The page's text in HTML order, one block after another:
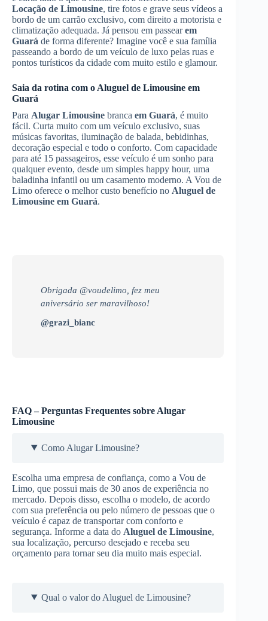
Locação de Limousine, tire fotos e grave seus vídeos a
bordo de um carrão exclusivo, com direito a motorista e
climatização adequada. Já pensou em passearem
Guará de forma diferente? Imagine você e sua família
passeando a bordo de um veículo de luxo pelas ruas e
pontos turísticos da cidade com muito estilo e glamour.
Saia da rotina com o Aluguel de Limousine em
Guará
Para Alugar Limousine branca em Guará, é muito
fácil. Curta muito com um veículo exclusivo, suas
músicas favoritas, iluminação de balada, bebidinhas,
decoração especial e todo o conforto. Com capacidade
para até 15 passageiros, esse veículo é um sonho para
qualquer evento, desde um simples happy hour, uma
baladinha infantil ou um casamento moderno. A Vou de
Limo oferece o melhor custo benefício no Aluguel de
Limousine em Guará.
Obrigada @voudelimo, fez meu
aniversário ser maravilhoso!
@grazi_bianc
FAQ – Perguntas Frequentes sobre Alugar
Limousine
Como Alugar Limousine?
Escolha uma empresa de confiança, como a Vou de
Limo, que possui mais de 30 anos de experiência no
mercado. Depois disso, escolha o modelo, de acordo
com sua preferência ou pelo número de pessoas que o
veículo é capaz de transportar com conforto e
segurança. Informe a data do Aluguel de Limousine,
sua localização, percurso desejado e receba seu
orçamento para tornar seu dia muito mais especial.
Qual o valor do Aluguel de Limousine?